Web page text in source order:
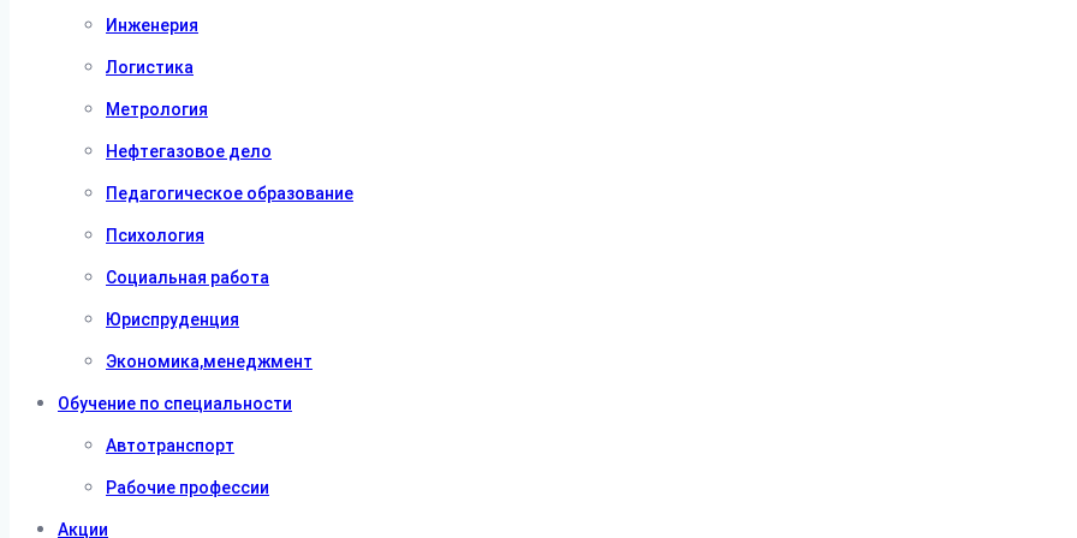
Инженерия
Логистика
Метрология
Нефтегазовое дело
Педагогическое образование
Психология
Социальная работа
Юриспруденция
Экономика,менеджмент
Обучение по специальности
Автотранспорт
Рабочие профессии
Акции